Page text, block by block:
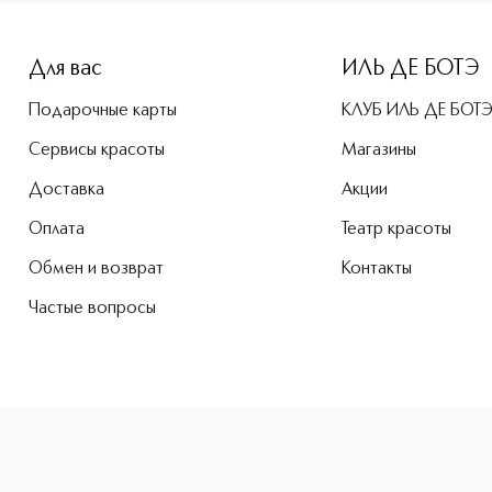
Для вас
Подарочные карты
Сервисы красоты
Доставка
Оплата
Обмен и возврат
Частые вопросы
ИЛЬ ДЕ БОТЭ
КЛУБ ИЛЬ ДЕ БОТЭ
Магазины
Акции
Театр красоты
Контакты